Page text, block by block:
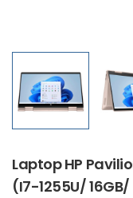
Laptop HP
(I7-1255U/ 16GB/